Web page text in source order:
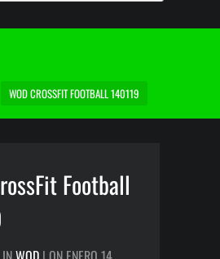
WOD CROSSFIT FOOTBALL 140119
Football